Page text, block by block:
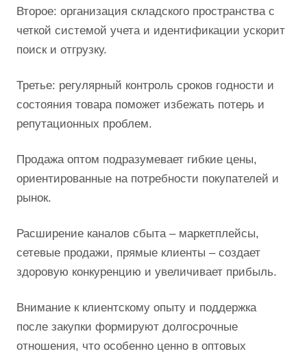
Второе: организация складского пространства с
четкой системой учета и идентификации ускорит
поиск и отгрузку.
Третье: регулярный контроль сроков годности и
состояния товара поможет избежать потерь и
репутационных проблем.
Продажа оптом подразумевает гибкие цены,
ориентированные на потребности покупателей и
рынок.
Расширение каналов сбыта – маркетплейсы,
сетевые продажи, прямые клиенты – создает
здоровую конкуренцию и увеличивает прибыль.
Внимание к клиентскому опыту и поддержка
после закупки формируют долгосрочные
отношения, что особенно ценно в оптовых